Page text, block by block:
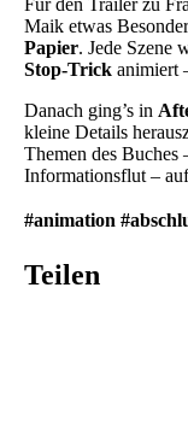
Für den Trailer zu
Maik etwas
Papier. Jede Szene
Stop-Trick animiert
Danach ging’s in
kleine Details
Themen des
Informationsflut –
#animation
Teilen